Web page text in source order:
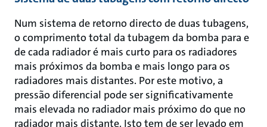
Num sistema de retorno directo de duas tubagens,
o comprimento total da tubagem da bomba para e
de cada radiador é mais curto para os radiadores
mais próximos da bomba e mais longo para os
radiadores mais distantes. Por este motivo, a
pressão diferencial pode ser significativamente
mais elevada no radiador mais próximo do que no
radiador mais distante. Isto tem de ser levado em